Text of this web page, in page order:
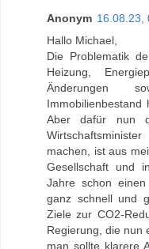
Anonym 16.08.23,
Hallo Michael,
Die Problematik
Heizung,
Änderungen
Immobilienbestand
Aber dafür nun
machen, ist aus
Gesellschaft und
Jahre schon
ganz schnell und
Ziele zur CO2-
Regierung, die nun
man sollte klarere